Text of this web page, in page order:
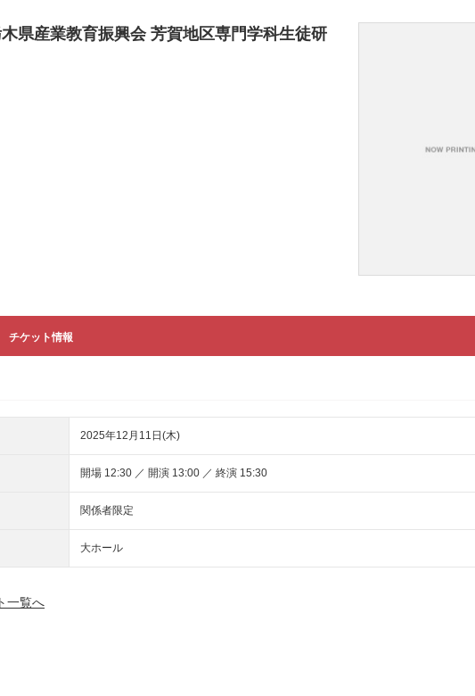
県産業教育振興会 芳賀地区専門学科生徒研
チケット情報
2025年12月11日(木)
開場 12:30 ／ 開演 13:00 ／ 終演 15:30
関係者限定
大ホール
一覧へ